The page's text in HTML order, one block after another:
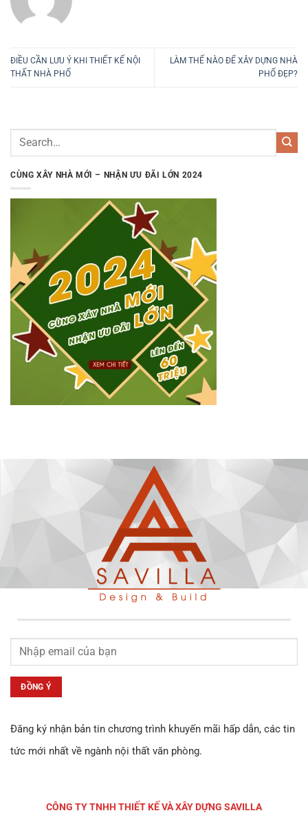
ĐIỀU CẦN LƯU Ý KHI THIẾT KẾ NỘI
THẤT NHÀ PHỐ
LÀM THẾ NÀO ĐỂ XÂY DỰNG NHÀ
PHỐ ĐẸP?
CÙNG XÂY NHÀ MỚI – NHẬN ƯU ĐÃI LỚN 2024
Đăng ký nhận bản tin chương trình khuyến mãi hấp dẫn, các tin
tức mới nhất về ngành nội thất văn phòng.
CÔNG TY TNHH THIẾT KẾ VÀ XÂY DỰNG SAVILLA